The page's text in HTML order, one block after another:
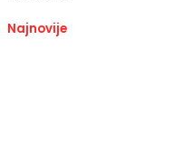
Najnovije